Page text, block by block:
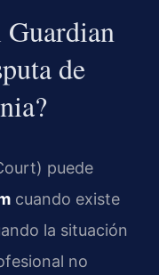
Guardian
de
puede
cuando existe
la situación
no